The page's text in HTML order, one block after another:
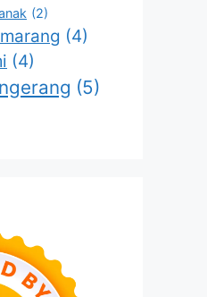
(2)
(4)
(4)
(5)